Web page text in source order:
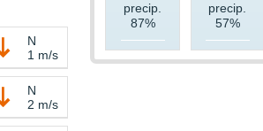
precip.
87%
precip.
57%
N
1 m/s
N
2 m/s